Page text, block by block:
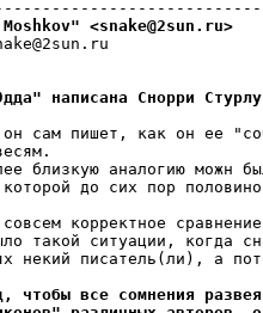
<snake@2sun.ru>
написана Снорри
сам пишет, как он ее
близкую аналогию можн
которой до сих пор
корректное
такой ситуации, когда
некий писатель(ли), а
чтобы все сомнения